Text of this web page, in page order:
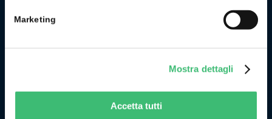
Marketing
Mostra dettagli
Accetta tutti
tedesco/svizzero
, ed opera nel
settore della misura e del controllo industriale. Fa parte di
uno dei più importanti gruppi industriali della Germania.
Originariamente l’attività di GMC Instruments ebbe inizio nel
chimica per lo sviluppo e la realizzazione di strumenti per la